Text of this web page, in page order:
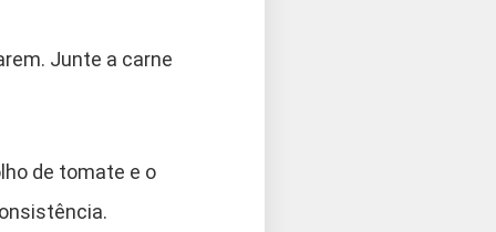
Junte a carne
de tomate e o